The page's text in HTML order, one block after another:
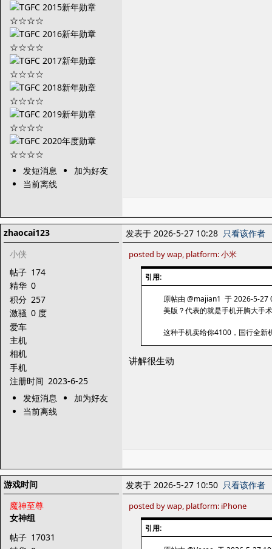
发短消息
加为好友
当前离线
zhaocai123
小侠
帖子 174
精华 0
积分 257
激骚 0 度
爱车
主机
相机
手机
注册时间 2023-6-25
发短消息
加为好友
当前离线
发表于 2026-5-27 10:28 只看该作者
posted by wap, platform: 小米
引用:
原帖由 @majian1 于 2026-5-27
美版？代表的就是手机开胸大手
这种手机卖给你4100，国行全新
讲解很生动
游戏时间
魔神至尊
女神组
帖子 17031
发表于 2026-5-27 10:50 只看该作者
posted by wap, platform: iPhone
引用: